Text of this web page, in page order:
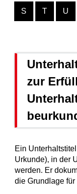
S T U
zur
Ein
Urkunde), in der
werden. Er
die Grundlage